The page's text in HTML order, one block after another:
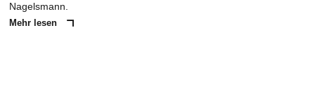
Nagelsmann.
Mehr lesen